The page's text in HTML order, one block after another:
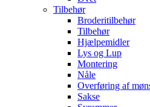
Tilbehør
Broderitilbehør
Tilbehør
Hjælpemidler
Lys og Lup
Montering
Nåle
Overføring af
Sakse